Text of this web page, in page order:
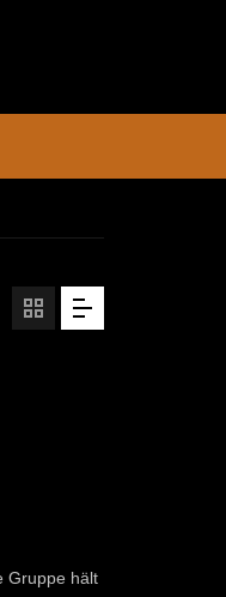
Gruppe hält